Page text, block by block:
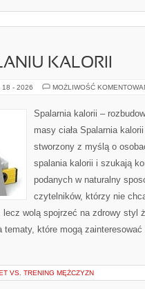
KALORII
18 - 2026 MOŻLIWOŚĆ
Spalarnia kalorii –
masy ciała Spalarnia
stworzony z myślą o
spalania kalorii i szukają
podanych w naturalny
czytelników, którzy nie
wolą spojrzeć na zdrowy styl
które mogą
VS. TRENING MĘŻCZYZN